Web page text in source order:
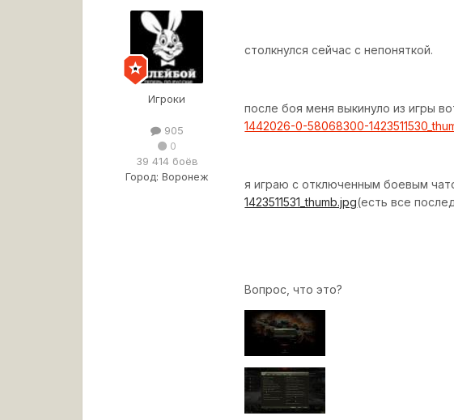
Игроки
905
0
39 414 боёв
Город: Воронеж
столкнулся сейчас с непоняткой.
после боя меня выкинуло из игры
1442026-0-58068300-
я играю с отключенным боевым
1423511531_thumb.jpg(есть все
Вопрос, что это?